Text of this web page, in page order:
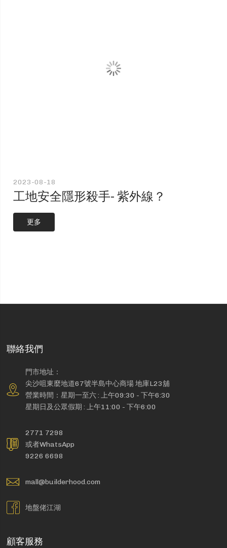
2023-08-18
工地安全隱形殺手- 紫外線？
更多
聯絡我們
門市地址：
尖沙咀東麼地道67號半島中心商場 地庫L23舖
營業時間：星期一至六 : 上午09:30 - 下午6:30
星期日及公眾假期 : 上午11:00 - 下午6:00
2771 7298
或者WhatsApp
9226 6698
mall@builderhood.com
地盤佬江湖
顧客服務